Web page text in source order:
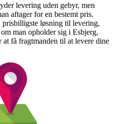
levering uden gebyr, men
aftager for en bestemt pris.
løsning til levering,
man opholder sig i Esbjerg,
at få fragtmanden til at levere dine